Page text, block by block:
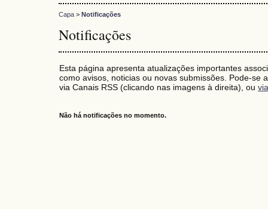
Capa > Notificações
Notificações
Esta página apresenta atualizações importantes
como avisos, noticias ou novas submissões. Pode-se
via Canais RSS (clicando nas imagens à direita), ou
Não há notificações no momento.